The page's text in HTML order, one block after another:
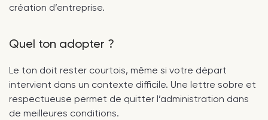
création d’entreprise.
Quel ton adopter ?
Le ton doit rester courtois, même si votre départ
intervient dans un contexte difficile. Une lettre sobre et
respectueuse permet de quitter l’administration dans
de meilleures conditions.